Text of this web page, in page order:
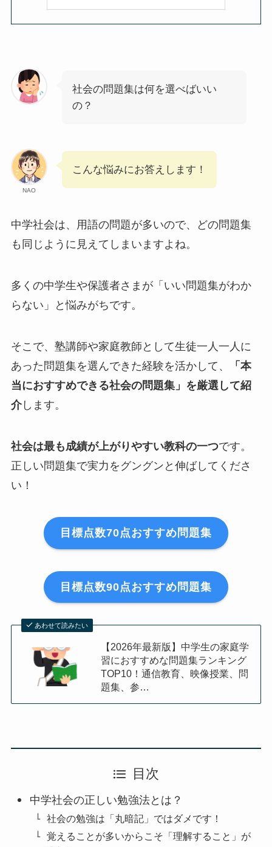
社会の問題集は何を選べばいい
の？
NAO
こんな悩みにお答えします！
中学社会は、用語の問題が多いので、どの問題集
も同じように見えてしまいますよね。
多くの中学生や保護者さまが「いい問題集がわか
らない」と悩みがちです。
そこで、塾講師や家庭教師として生徒一人一人に
あった問題集を選んできた経験を活かして、
「本
当におすすめできる社会の問題集」を厳選して紹
介します。
社会は最も成績が上がりやすい教科の一つです。
正しい問題集で実力をグングンと伸ばしてくださ
い！
目標点数70点おすすめ問題集
目標点数90点おすすめ問題集
あわせて読みたい
【2026年最新版】中学生の家庭学
習におすすめな問題集ランキング
TOP10！通信教育、映像授業、問
題集、参…
目次
中学社会の正しい勉強法とは？
社会の勉強は「丸暗記」ではダメです！
覚えることが多いからこそ「理解すること」が